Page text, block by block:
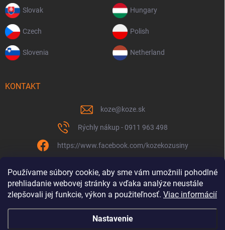
Používame súbory cookie, aby sme vám umožnili pohodlné
prehliadanie webovej stránky a vďaka analýze neustále
zlepšovali jej funkcie, výkon a použiteľnosť. Viac informácií
Nastavenie
Slovak Hungary
Czech Polish
Slovenia Netherland
KONTAKT
koze@koze.sk
Rýchly nákup - 0911 963 498
https://www.facebook.com/kozekozusiny
Spolu to ťaháme už 9 rokov